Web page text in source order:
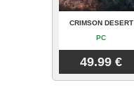
CRIMSON DESERT
PC
49.99 €